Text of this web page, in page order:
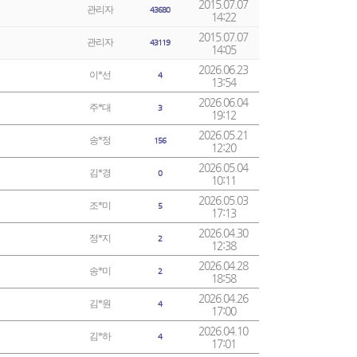
관리자 43680
2015.07.07
14:22
관리자 43119
2015.07.07
14:05
이*선 4
2026.06.23
13:54
주*대 3
2026.06.04
19:12
송*정 156
2026.05.21
12:20
김*경 0
2026.05.04
10:11
조*미 5
2026.05.03
17:13
정*지 2
2026.04.30
12:38
송*미 2
2026.04.28
18:58
김*원 4
2026.04.26
17:00
김*하 4
2026.04.10
17:01